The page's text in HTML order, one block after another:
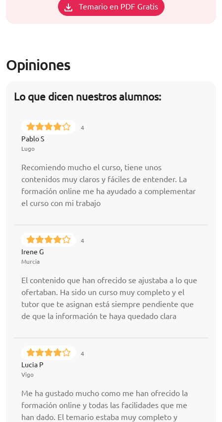
Temario en PDF Gratis
Opiniones
Lo que dicen nuestros alumnos:
4
Pablo S
Lugo
Recomiendo mucho el curso, tiene unos
contenidos muy claros y fáciles de entender. La
formación online me ha ayudado a complementar
el curso con mi trabajo
4
Irene G
Murcia
El contenido que han ofrecido se ajustaba a lo que
ofertaban. Ha sido un curso muy completo y el
tutor que te asignan está siempre pendiente que
de que la información te haya quedado clara
4
Lucia P
Vigo
Me ha gustado mucho como me han ofrecido la
formación online y todas las facilidades que me
han dado. El temario estaba muy completo y